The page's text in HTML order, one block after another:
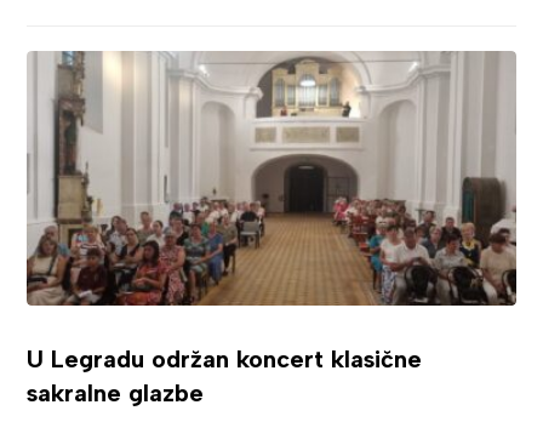
U Legradu održan koncert klasične
sakralne glazbe